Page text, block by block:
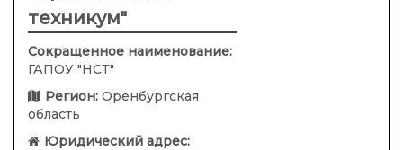
техникум"
Сокращенное наименование:
ГАПОУ "НСТ"
Регион: Оренбургская
область
Юридический адрес: